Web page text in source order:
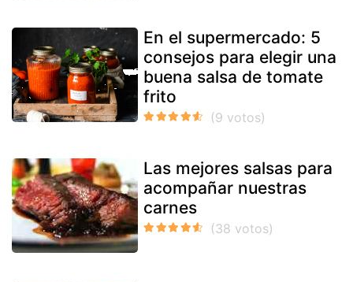
En el supermercado: 5
consejos para elegir una
buena salsa de tomate
frito
Las mejores salsas para
acompañar nuestras
carnes